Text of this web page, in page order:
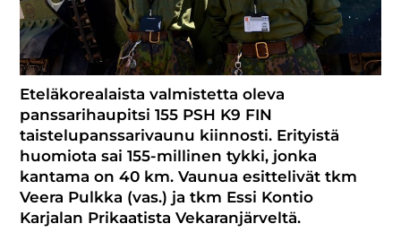
Eteläkorealaista valmistetta oleva
panssarihaupitsi 155 PSH K9 FIN
taistelupanssarivaunu kiinnosti. Erityistä
huomiota sai 155-millinen tykki, jonka
kantama on 40 km. Vaunua esittelivät tkm
Veera Pulkka (vas.) ja tkm Essi Kontio
Karjalan Prikaatista Vekaranjärveltä.